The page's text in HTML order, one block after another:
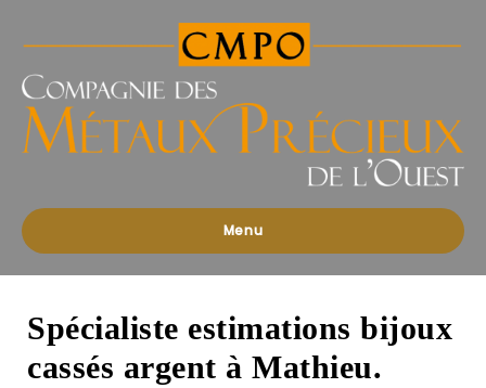
des
Précieux
l'Ouest
Menu
Spécialiste estimations bijoux
cassés argent à Mathieu.